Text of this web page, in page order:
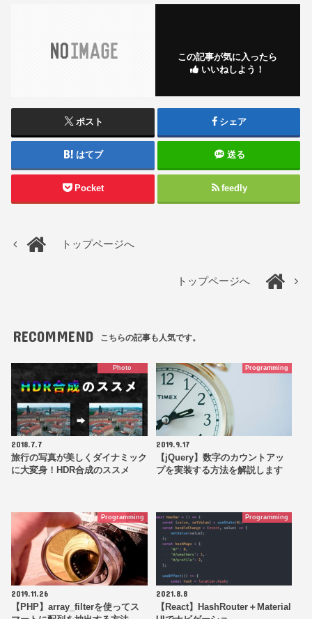
この記事が気に入ったら
いいねしよう！
ポスト シェア
はてブ 送る
Pocket feedly
トップページへ
トップページへ
RECOMMEND こちらの記事も人気です。
Photo
2018.7.7
旅行の写真が美しくダイナミック
に大変身！HDR合成のススメ
Programming
2019.9.17
【jQuery】数字のカウントアッ
プを実装する方法を解説します
Programming
2019.11.26
【PHP】array_filterを使ってス
Programming
2021.8.8
【React】HashRouter＋Material